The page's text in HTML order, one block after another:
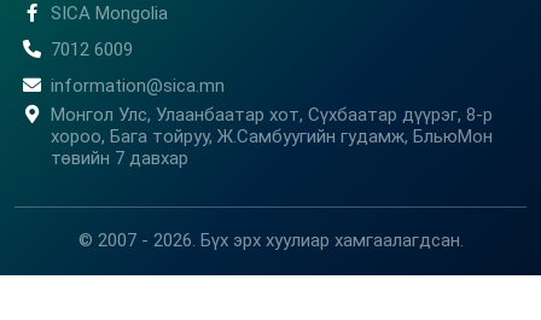
SICA Mongolia
7012 6009
information@sica.mn
Монгол Улс, Улаанбаатар хот, Сүхбаатар дүүрэг, 8-р
хороо, Бага тойруу, Ж.Самбуугийн гудамж, БльюМон
төвийн 7 давхар
© 2007 - 2026. Бүх эрх хуулиар хамгаалагдсан.